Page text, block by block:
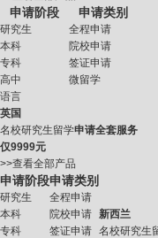
申请阶段 申请类别
研究生
全程申请
本科
院校申请
专科
签证申请
高中
微留学
语言
英国
名校研究生留学申请全套服务
仅9999元
>>查看全部产品
申请阶段申请类别
研究生
全程申请
新西兰
名校研究生
本科
院校申请
专科
签证申请